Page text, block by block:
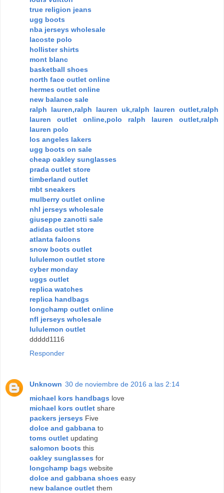
true religion jeans
ugg boots
nba jerseys wholesale
lacoste polo
hollister shirts
mont blanc
basketball shoes
north face outlet online
hermes outlet online
new balance sale
ralph lauren,ralph lauren uk,ralph lauren outlet,ralph
lauren outlet online,polo ralph lauren outlet,ralph
lauren polo
los angeles lakers
ugg boots on sale
cheap oakley sunglasses
prada outlet store
timberland outlet
mbt sneakers
mulberry outlet online
nhl jerseys wholesale
giuseppe zanotti sale
adidas outlet store
atlanta falcons
snow boots outlet
lululemon outlet store
cyber monday
uggs outlet
replica watches
replica handbags
longchamp outlet online
nfl jerseys wholesale
lululemon outlet
ddddd1116
Responder
Unknown 30 de noviembre de 2016 a las 2:14
michael kors handbags love
michael kors outlet share
packers jerseys Five
dolce and gabbana to
toms outlet updating
salomon boots this
oakley sunglasses for
longchamp bags website
dolce and gabbana shoes easy
new balance outlet them